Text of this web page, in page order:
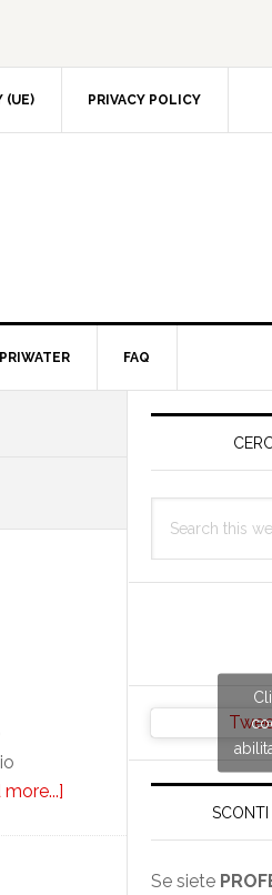
PRIVACY POLICY
FAQ
about
ORIGINALE.
Primary
Sidebar
this
SCONTI
Se siete